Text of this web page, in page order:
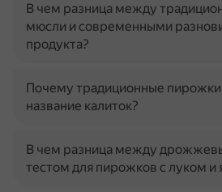
В чем разница между
мюсли и современными
продукта?
Почему традиционные
название калиток?
В чем разница между
тестом для пирожков с луком и